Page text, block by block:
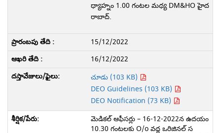
ధ్యాహ్నం 1.00 గంటల మధ్య DM&HO హైద
రాబాద్.
15/12/2022
16/12/2022
చూడు (103 KB)
DEO Guidelines (103 KB)
DEO Notification (73 KB)
మెడికల్ ఆఫీసర్లు – 16-12-2022న ఉదయం
10.30 గంటలకు O/o వద్ద ఒరిజినల్ స